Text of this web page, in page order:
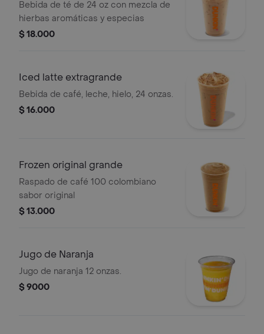
Bebida de té de 24 oz con mezcla de
hierbas aromáticas y especias
$ 18.000
Iced latte extragrande
Bebida de café, leche, hielo, 24 onzas.
$ 16.000
Frozen original grande
Raspado de café 100 colombiano
sabor original
$ 13.000
Jugo de Naranja
Jugo de naranja 12 onzas.
$ 9000